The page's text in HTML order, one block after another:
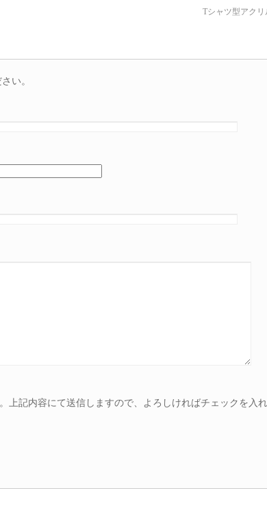
Tシャツ型アクリ
い。
上記内容にて送信しますので、よろしければチェックを入